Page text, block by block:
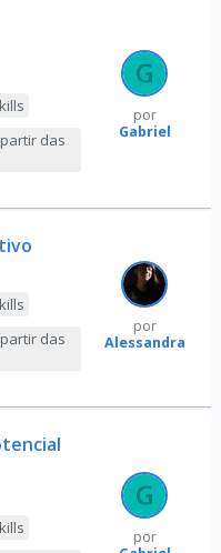
das
por
Gabriel
das
por
Alessandra
por